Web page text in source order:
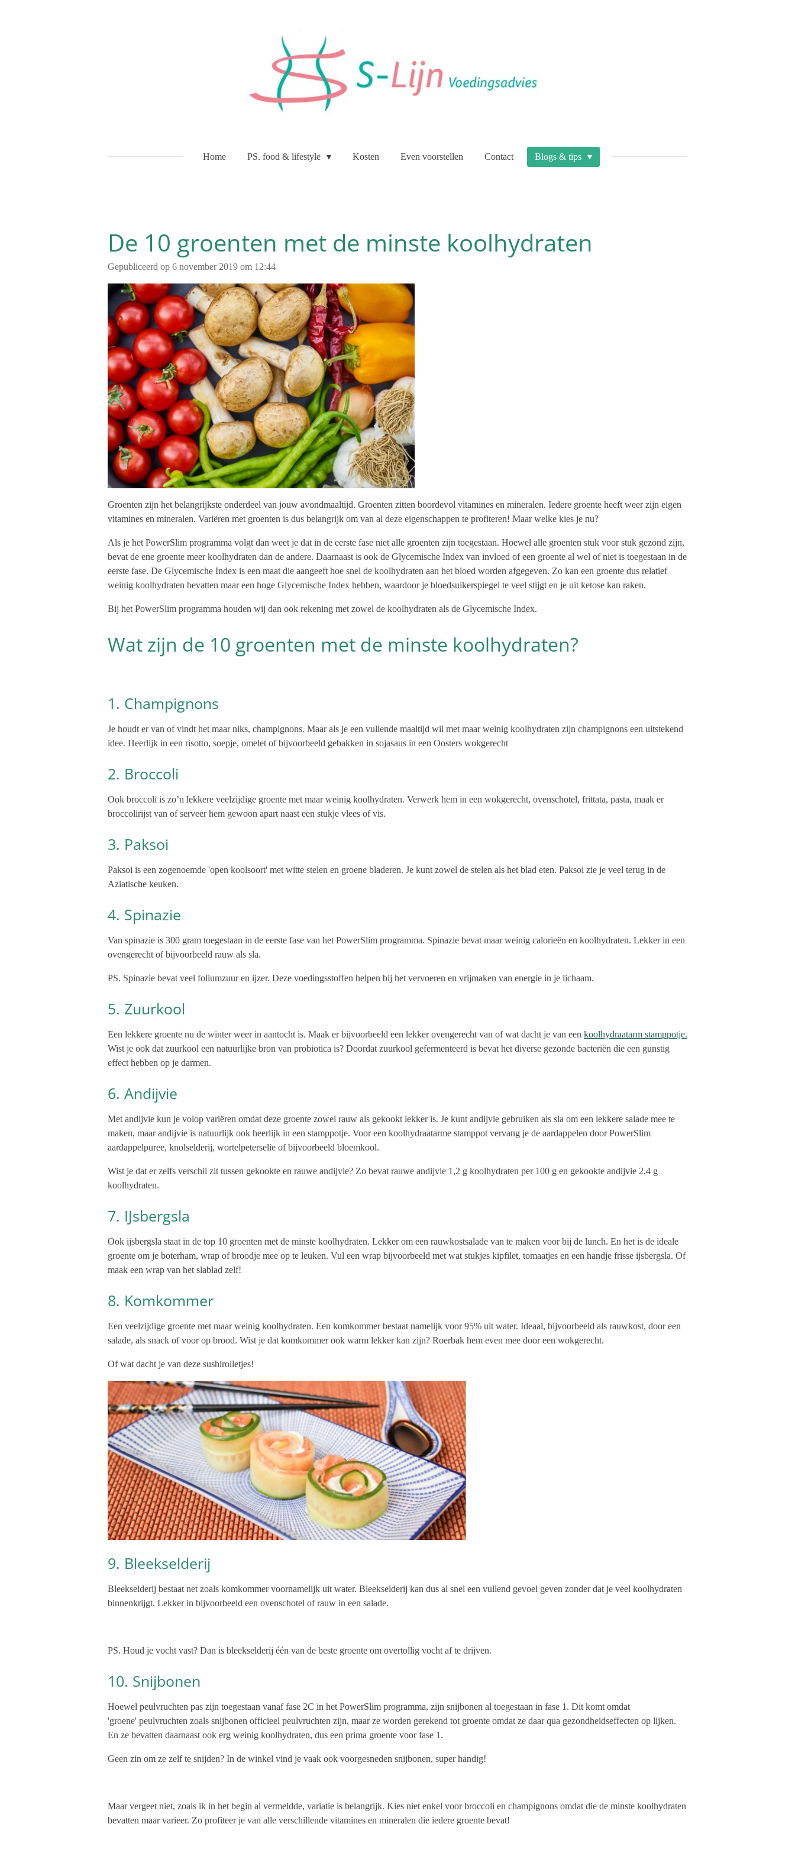
Home PS. food & lifestyle Kosten Even voorstellen Contact Blogs & tips
De 10 groenten met de minste koolhydraten
Gepubliceerd op 6 november 2019 om 12:44
Groenten zijn het belangrijkste onderdeel van jouw avondmaaltijd. Groenten zitten boordevol vitamines en mineralen. Iedere groente heeft weer zijn eigen
vitamines en mineralen. Variëren met groenten is dus belangrijk om van al deze eigenschappen te profiteren! Maar welke kies je nu?
Als je het PowerSlim programma volgt dan weet je dat in de eerste fase niet alle groenten zijn toegestaan. Hoewel alle groenten stuk voor stuk gezond zijn,
bevat de ene groente meer koolhydraten dan de andere. Daarnaast is ook de Glycemische Index van invloed of een groente al wel of niet is toegestaan in de
eerste fase. De Glycemische Index is een maat die aangeeft hoe snel de koolhydraten aan het bloed worden afgegeven. Zo kan een groente dus relatief
weinig koolhydraten bevatten maar een hoge Glycemische Index hebben, waardoor je bloedsuikerspiegel te veel stijgt en je uit ketose kan raken.
Bij het PowerSlim programma houden wij dan ook rekening met zowel de koolhydraten als de Glycemische Index.
Wat zijn de 10 groenten met de minste koolhydraten?
1. Champignons
Je houdt er van of vindt het maar niks, champignons. Maar als je een vullende maaltijd wil met maar weinig koolhydraten zijn champignons een uitstekend
idee. Heerlijk in een risotto, soepje, omelet of bijvoorbeeld gebakken in sojasaus in een Oosters wokgerecht
2. Broccoli
Ook broccoli is zo’n lekkere veelzijdige groente met maar weinig koolhydraten. Verwerk hem in een wokgerecht, ovenschotel, frittata, pasta, maak er
broccolirijst van of serveer hem gewoon apart naast een stukje vlees of vis.
3. Paksoi
Paksoi is een zogenoemde 'open koolsoort' met witte stelen en groene bladeren. Je kunt zowel de stelen als het blad eten. Paksoi zie je veel terug in de
Aziatische keuken.
4. Spinazie
Van spinazie is 300 gram toegestaan in de eerste fase van het PowerSlim programma. Spinazie bevat maar weinig calorieën en koolhydraten. Lekker in een
ovengerecht of bijvoorbeeld rauw als sla.
PS. Spinazie bevat veel foliumzuur en ijzer. Deze voedingsstoffen helpen bij het vervoeren en vrijmaken van energie in je lichaam.
5. Zuurkool
Een lekkere groente nu de winter weer in aantocht is. Maak er bijvoorbeeld een lekker ovengerecht van of wat dacht je van een koolhydraatarm stamppotje.
Wist je ook dat zuurkool een natuurlijke bron van probiotica is? Doordat zuurkool gefermenteerd is bevat het diverse gezonde bacteriën die een gunstig
effect hebben op je darmen.
6. Andijvie
Met andijvie kun je volop variëren omdat deze groente zowel rauw als gekookt lekker is. Je kunt andijvie gebruiken als sla om een lekkere salade mee te
maken, maar andijvie is natuurlijk ook heerlijk in een stamppotje. Voor een koolhydraatarme stamppot vervang je de aardappelen door PowerSlim
aardappelpuree, knolselderij, wortelpeterselie of bijvoorbeeld bloemkool.
Wist je dat er zelfs verschil zit tussen gekookte en rauwe andijvie? Zo bevat rauwe andijvie 1,2 g koolhydraten per 100 g en gekookte andijvie 2,4 g
koolhydraten.
7. IJsbergsla
Ook ijsbergsla staat in de top 10 groenten met de minste koolhydraten. Lekker om een rauwkostsalade van te maken voor bij de lunch. En het is de ideale
groente om je boterham, wrap of broodje mee op te leuken. Vul een wrap bijvoorbeeld met wat stukjes kipfilet, tomaatjes en een handje frisse ijsbergsla. Of
maak een wrap van het slablad zelf!
8. Komkommer
Een veelzijdige groente met maar weinig koolhydraten. Een komkommer bestaat namelijk voor 95% uit water. Ideaal, bijvoorbeeld als rauwkost, door een
salade, als snack of voor op brood. Wist je dat komkommer ook warm lekker kan zijn? Roerbak hem even mee door een wokgerecht.
Of wat dacht je van deze sushirolletjes!
9. Bleekselderij
Bleekselderij bestaat net zoals komkommer voornamelijk uit water. Bleekselderij kan dus al snel een vullend gevoel geven zonder dat je veel koolhydraten
binnenkrijgt. Lekker in bijvoorbeeld een ovenschotel of rauw in een salade.
PS. Houd je vocht vast? Dan is bleekselderij één van de beste groente om overtollig vocht af te drijven.
10. Snijbonen
Hoewel peulvruchten pas zijn toegestaan vanaf fase 2C in het PowerSlim programma, zijn snijbonen al toegestaan in fase 1. Dit komt omdat
'groene' peulvruchten zoals snijbonen officieel peulvruchten zijn, maar ze worden gerekend tot groente omdat ze daar qua gezondheidseffecten op lijken.
En ze bevatten daarnaast ook erg weinig koolhydraten, dus een prima groente voor fase 1.
Geen zin om ze zelf te snijden? In de winkel vind je vaak ook voorgesneden snijbonen, super handig!
Maar vergeet niet, zoals ik in het begin al vermeldde, variatie is belangrijk. Kies niet enkel voor broccoli en champignons omdat die de minste koolhydraten
bevatten maar varieer. Zo profiteer je van alle verschillende vitamines en mineralen die iedere groente bevat!